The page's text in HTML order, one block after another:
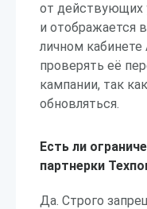
от действующих
и отображается
личном
проверять её
кампании, так
обновляться.
Есть ли
партнерки
Да. Строго